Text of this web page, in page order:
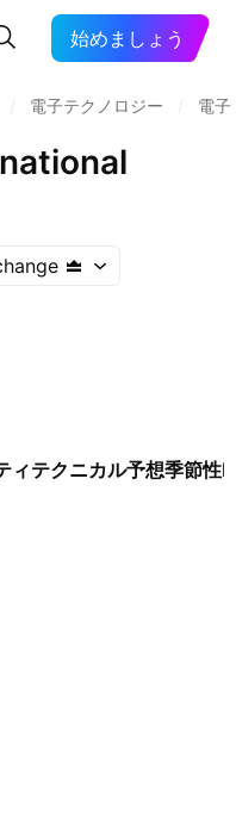
始めましょう
電子テクノロジー 電子
ィテクニカル予想季節性